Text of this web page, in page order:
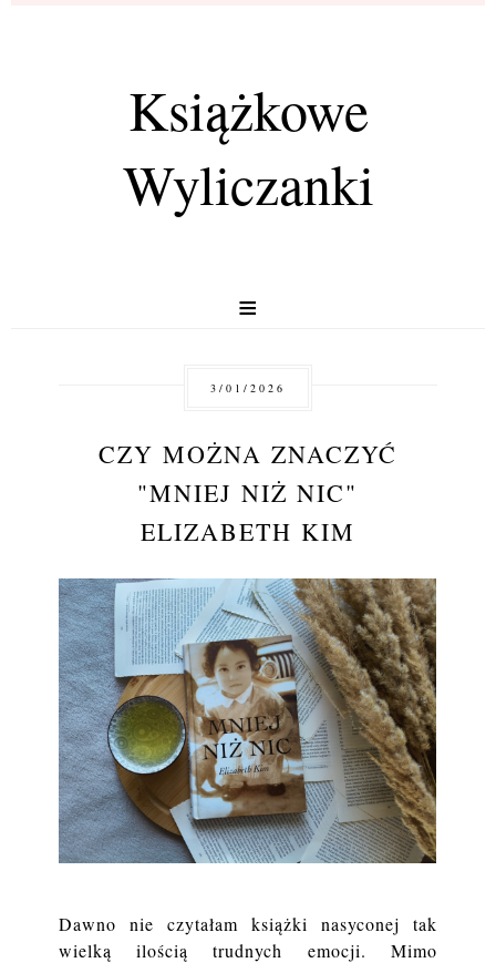
Książkowe
Wyliczanki
≡
3/01/2026
CZY MOŻNA ZNACZYĆ
"MNIEJ NIŻ NIC"
ELIZABETH KIM
Dawno nie czytałam książki nasyconej tak
wielką ilością trudnych emocji. Mimo